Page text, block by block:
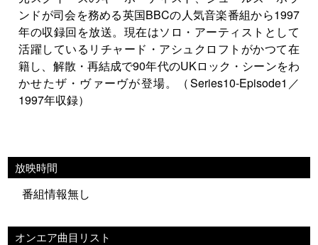
ンドが司会を務める英国BBCの人気音楽番組から1997
年の収録回を放送。現在はソロ・アーティストとして
活躍しているリチャード・アシュクロフトがかつて在
籍し、解散・再結成で90年代のUKロック・シーンをわ
かせたザ・ヴァーヴが登場。（Series10-Episode1／
1997年収録）
放映時間
番組情報無し
オンエア曲目リスト